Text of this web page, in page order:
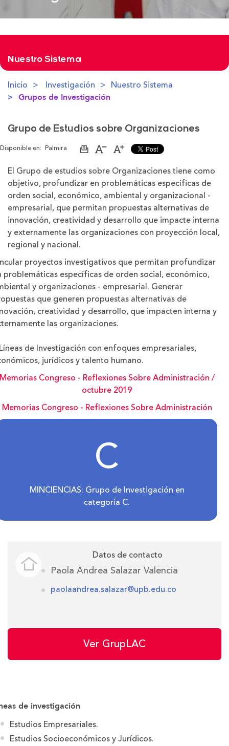
Nuestro Sistema
Inicio Investigación Nuestro Sistema
Grupos de Investigación
Grupo de Estudios sobre Organizaciones
Disponible en: Palmira
ImprimirAumentar
de
la
Disminuir
de
la
El Grupo de estudios sobre Organizaciones tiene como
objetivo, profundizar en problemáticas específicas de
orden social, económico, ambiental y organizacional -
empresarial, que permitan propuestas alternativas de
innovación, creatividad y desarrollo que impacte interna
y externamente las organizaciones con proyección local,
regional y nacional.
proyectos investigativos que permitan profundizar
problemáticas específicas de orden social, económico,
y organizaciones - empresarial. Generar
que generen propuestas alternativas de
creatividad y desarrollo, que impacten interna y
las organizaciones.
de Investigación con enfoques empresariales,
jurídicos y talento humano.
Congreso - Reflexiones Sobre Administración /
octubre 2019
Memorias Congreso - Reflexiones Sobre Administración
C
MINCIENCIAS: Grupo de Investigación en
categoría C.
Datos de contacto
Paola Andrea Salazar Valencia
paolaandrea.salazar@upb.edu.co
Ver GrupLAC
de investigación
Estudios Empresariales.
Estudios Socioeconómicos y Jurídicos.